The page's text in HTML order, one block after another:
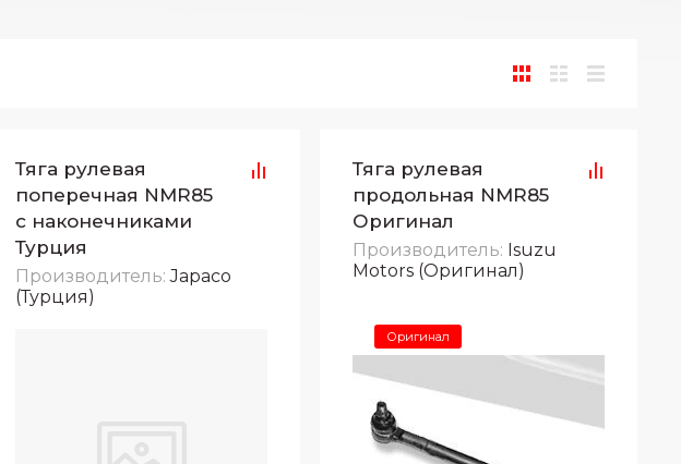
Тяга рулевая
поперечная NMR85
с наконечниками
Турция
Производитель:Japaco
(Турция)
Тяга рулевая
продольная NMR85
Оригинал
Производитель: Isuzu
Motors (Оригинал)
Оригинал